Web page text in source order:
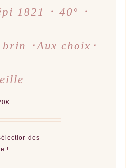
1821 ･ 40° ･
brin ･Aux choix･
€
des
!